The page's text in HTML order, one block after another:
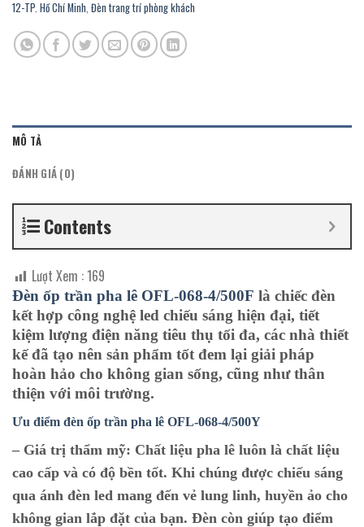
12-TP. Hồ Chí Minh, Đèn trang trí phòng khách
MÔ TẢ
ĐÁNH GIÁ (0)
Contents
Lượt Xem :169
Đèn ốp trần pha lê OFL-068-4/500F là chiếc đèn
kết hợp công nghệ led chiếu sáng hiện đại, tiết
kiệm lượng điện năng tiêu thụ tối đa, các nhà thiết
kế đã tạo nên sản phẩm tốt đem lại giải pháp
hoàn hảo cho không gian sống, cũng như thân
thiện với môi trường.
Ưu điểm đèn ốp trần pha lê OFL-068-4/500Y
– Giá trị thẩm mỹ: Chất liệu pha lê luôn là chất liệu
cao cấp và có độ bền tốt. Khi chúng được chiếu sáng
qua ánh đèn led mang đến vẻ lung linh, huyền ảo cho
không gian lắp đặt của bạn. Đèn còn giúp tạo điểm